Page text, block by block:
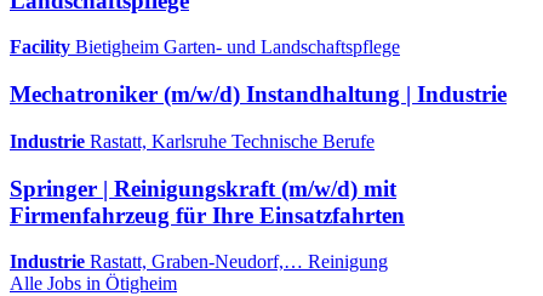
Facility Bietigheim Garten- und Landschaftspflege
Mechatroniker (m/w/d) Instandhaltung | Industrie
Industrie Rastatt, Karlsruhe Technische Berufe
Springer | Reinigungskraft (m/w/d) mit
Firmenfahrzeug für Ihre Einsatzfahrten
Industrie Rastatt, Graben-Neudorf,… Reinigung
Alle Jobs in Ötigheim